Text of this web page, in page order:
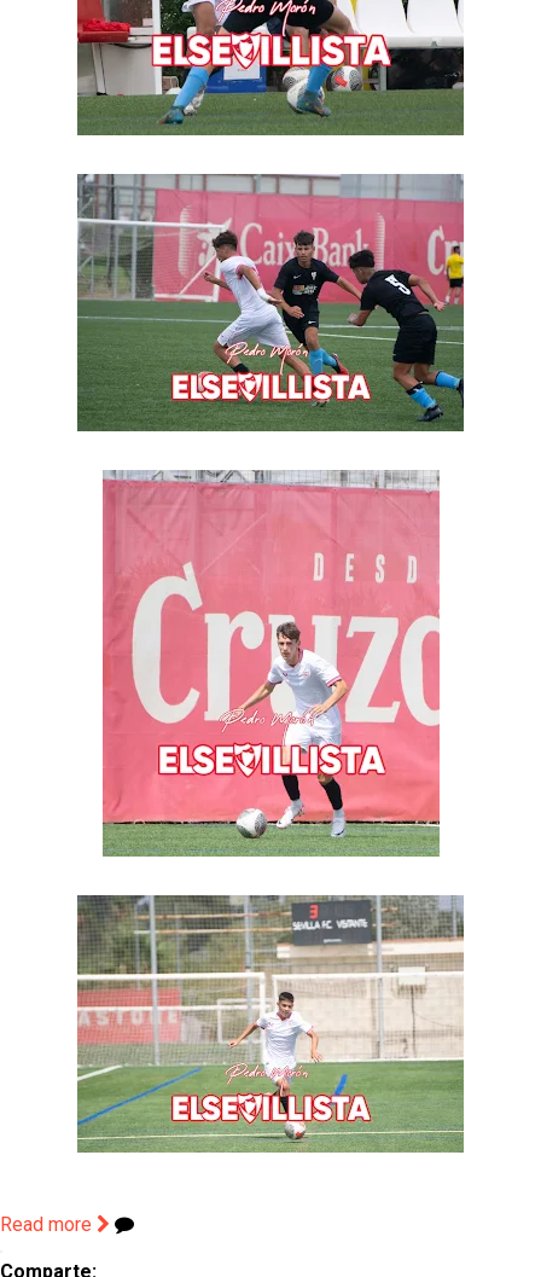
Read more
Comparte: